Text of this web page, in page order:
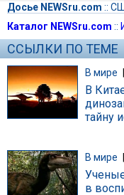
Досье NEWSru.com ::
Каталог NEWSru.com ::
ССЫЛКИ ПО ТЕМЕ
В мире |
В
тайну
В мире
в